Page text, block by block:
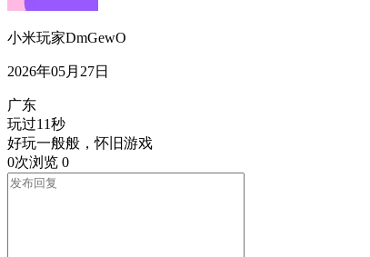
小米玩家DmGewO
2026年05月27日
广东
玩过11秒
好玩一般般，怀旧游戏
0次浏览 0